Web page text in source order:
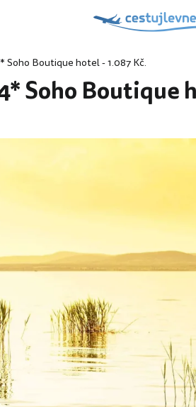
Soho Boutique hotel - 1.087 Kč.
Soho Boutique